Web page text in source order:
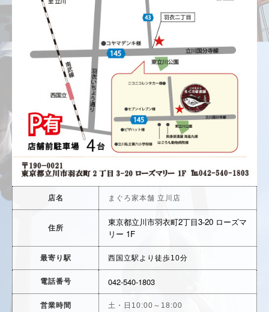
店名 まぐろ家本舗 立川店
住所
東京都立川市羽衣町2丁目 3-20 ローズマ
リー 1F
最寄り駅 西国立駅より徒歩10分
電話番号 042-540-1803
営業時間 土・日10:00～18:00